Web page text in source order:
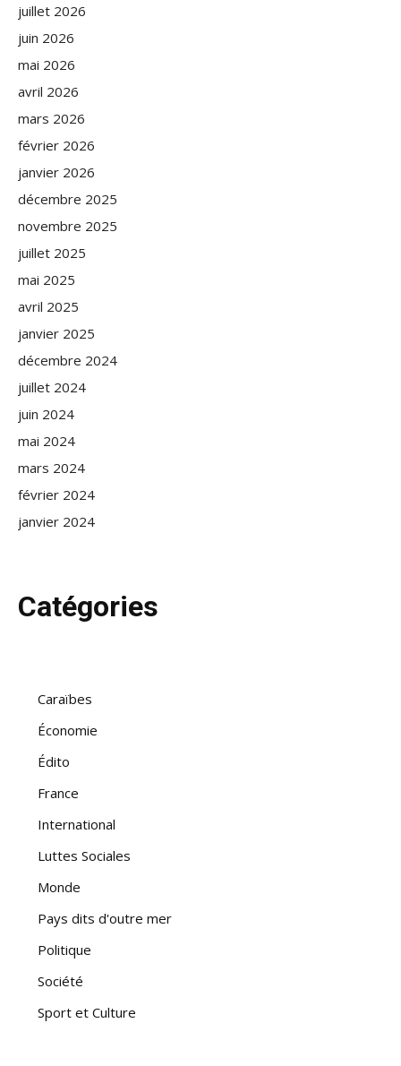
juillet 2026
juin 2026
mai 2026
avril 2026
mars 2026
février 2026
janvier 2026
décembre 2025
novembre 2025
juillet 2025
mai 2025
avril 2025
janvier 2025
décembre 2024
juillet 2024
juin 2024
mai 2024
mars 2024
février 2024
janvier 2024
Catégories
Caraïbes
Économie
Édito
France
International
Luttes Sociales
Monde
Pays dits d'outre mer
Politique
Société
Sport et Culture